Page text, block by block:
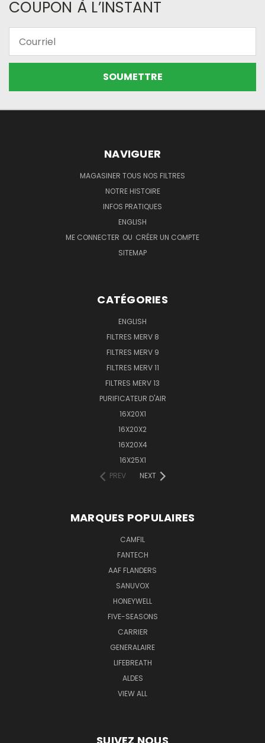
COUPON À L’INSTANT
NAVIGUER
MAGASINER TOUS NOS FILTRES
NOTRE HISTOIRE
INFOS PRATIQUES
ENGLISH
ME CONNECTER OU CRÉER UN COMPTE
SITEMAP
CATÉGORIES
ENGLISH
FILTRES MERV 8
FILTRES MERV 9
FILTRES MERV 11
FILTRES MERV 13
PURIFICATEUR D'AIR
16X20X1
16X20X2
16X20X4
16X25X1
PREV
NEXT
MARQUES POPULAIRES
CAMFIL
FANTECH
AAF FLANDERS
SANUVOX
HONEYWELL
FIVE-SEASONS
CARRIER
GENERALAIRE
LIFEBREATH
ALDES
VIEW ALL